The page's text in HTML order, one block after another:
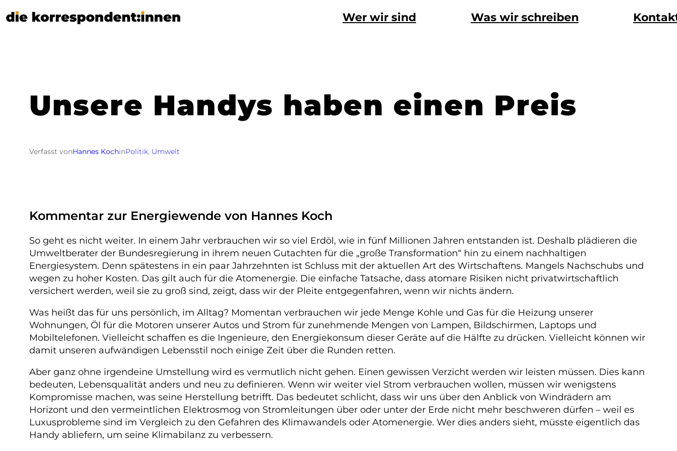
Wer wir sind Was wir schreiben
Unsere Handys haben einen Preis
Verfasst vonHannes KochinPolitik, Umwelt
Kommentar zur Energiewende von Hannes Koch
So geht es nicht weiter. In einem Jahr verbrauchen wir so viel Erdöl, wie in fünf Millionen Jahren entstanden ist. Deshalb plädieren die
Umweltberater der Bundesregierung in ihrem neuen Gutachten für die „große Transformation“ hin zu einem nachhaltigen
Energiesystem. Denn spätestens in ein paar Jahrzehnten ist Schluss mit der aktuellen Art des Wirtschaftens. Mangels Nachschubs und
wegen zu hoher Kosten. Das gilt auch für die Atomenergie. Die einfache Tatsache, dass atomare Risiken nicht privatwirtschaftlich
versichert werden, weil sie zu groß sind, zeigt, dass wir der Pleite entgegenfahren, wenn wir nichts ändern.
Was heißt das für uns persönlich, im Alltag? Momentan verbrauchen wir jede Menge Kohle und Gas für die Heizung unserer
Wohnungen, Öl für die Motoren unserer Autos und Strom für zunehmende Mengen von Lampen, Bildschirmen, Laptops und
Mobiltelefonen. Vielleicht schaffen es die Ingenieure, den Energiekonsum dieser Geräte auf die Hälfte zu drücken. Vielleicht können wir
damit unseren aufwändigen Lebensstil noch einige Zeit über die Runden retten.
Aber ganz ohne irgendeine Umstellung wird es vermutlich nicht gehen. Einen gewissen Verzicht werden wir leisten müssen. Dies kann
bedeuten, Lebensqualität anders und neu zu definieren. Wenn wir weiter viel Strom verbrauchen wollen, müssen wir wenigstens
Kompromisse machen, was seine Herstellung betrifft. Das bedeutet schlicht, dass wir uns über den Anblick von Windrädern am
Horizont und den vermeintlichen Elektrosmog von Stromleitungen über oder unter der Erde nicht mehr beschweren dürfen – weil es
Luxusprobleme sind im Vergleich zu den Gefahren des Klimawandels oder Atomenergie. Wer dies anders sieht, müsste eigentlich das
Handy abliefern, um seine Klimabilanz zu verbessern.